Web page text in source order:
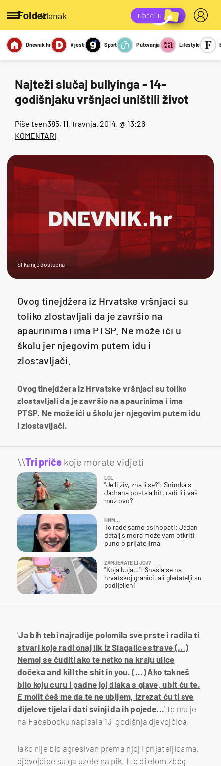
/članak
Miks Kviz
Report
Dnevnik.hr Vijesti Sport Putovanja Lifestyle
Najteži slučaj bullyinga - 14-
godišnjaku vršnjaci uništili život
Piše teen385, 11. travnja. 2014. @ 13:26
KOMENTARI
Slika nije dostupna
Ovog tinejdžera iz Hrvatske vršnjaci su
toliko zlostavljali da je završio na
apaurinima i ima PTSP. Ne može ići u
školu jer njegovim putem idu i
zlostavljači.
Ovog tinejdžera iz Hrvatske vršnjaci su toliko
zlostavljali da je završio na apaurinima i ima
PTSP. Ne može ići u školu jer njegovim putem idu
i zlostavljači.
\\Tri priče koje morate vidjeti
LOL
"Je li živ, zna li se?": Snimka s
Jadrana postala hit, radi li i vaš
muž ovo?
HMM…
To rade samo psihopati: Jedan
detalj s mora može vam otkriti
puno o prijateljima
ZAMJERATE LI JOJ?
"Koja kuja…": Snašla se na
hrvatskoj granici, ali gledatelji su
podijeljeni
'Ja bih tebi najradije polomila sve prste i radila ti
stvari koje radi onaj lik iz Slagalice strave (...)
Nemoj se čuditi ako te netko na kraju ulice
dočeka and kill the shit in you. (...) Ako takneš
bilo koju curu i padne joj dlaka s glave, ubit ću te.
E molit ćeš me da te ne ubijem, izrezat ću ti sve
dijelove tijela i dati svinji da ih pojede...' to mu je
na Facebooku napisala 13-godišnja djevojčica.
Iako nije bio agresivan prema njoj i prijateljicama,
djevojčice su ga uzele na pik. I to dijelom zbog